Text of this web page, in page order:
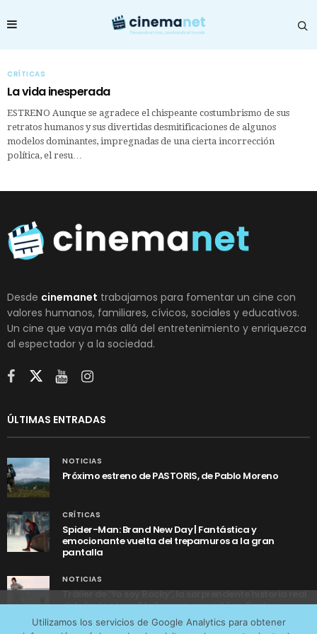
CRÍTICAS
La vida inesperada
ESTRENO Aunque se agradece el chispeante costumbrismo de sus
retratos humanos y sus divertidas desmitificaciones de algunos
modelos dominantes, impregnadas de una cierta incorrección
política, el resu…
Desde cinemanet trabajamos para fomentar un cine con
valores humanos, familiares, cívicos, sociales y educativos.
Un cine que vaya más allá del entretenimiento y enriquezca
al espectador y a la sociedad.
ÚLTIMAS ENTRADAS
NOTICIAS
Próximo estreno de PASTORIS, de Pablo Moreno
CRÍTICAS
Spider-Man: Brand New Day | Fantástica y
emocionante vuelta del trepamuros a la gran
pantalla
NOTICIAS
Tráiler de ‘Yo soy Rocky’, la sorprendente historia real
detrás de cómo Stallone se convirtió en Rocky
Utilizamos los servicios de Google Analytics para obtener
tráfico web que recibimos y conocer los servicios que